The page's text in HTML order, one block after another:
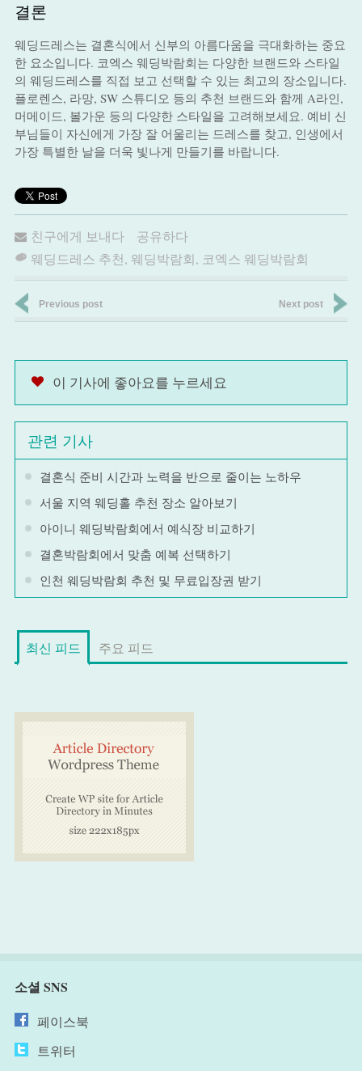
결론
웨딩드레스는 결혼식에서 신부의 아름다움을 극대화하는 중요
한 요소입니다. 코엑스 웨딩박람회는 다양한 브랜드와 스타일
의 웨딩드레스를 직접 보고 선택할 수 있는 최고의 장소입니다.
플로렌스, 라망, SW 스튜디오 등의 추천 브랜드와 함께 A라인,
머메이드, 볼가운 등의 다양한 스타일을 고려해보세요. 예비 신
부님들이 자신에게 가장 잘 어울리는 드레스를 찾고, 인생에서
가장 특별한 날을 더욱 빛나게 만들기를 바랍니다.
친구에게 보내다
공유하다
웨딩드레스 추천, 웨딩박람회, 코엑스 웨딩박람회
Previous post Next post
이 기사에 좋아요를 누르세요
관련 기사
결혼식 준비 시간과 노력을 반으로 줄이는 노하우
서울 지역 웨딩홀 추천 장소 알아보기
아이니 웨딩박람회에서 예식장 비교하기
결혼박람회에서 맞춤 예복 선택하기
인천 웨딩박람회 추천 및 무료입장권 받기
최신 피드 주요 피드
소셜 SNS
페이스북
트위터